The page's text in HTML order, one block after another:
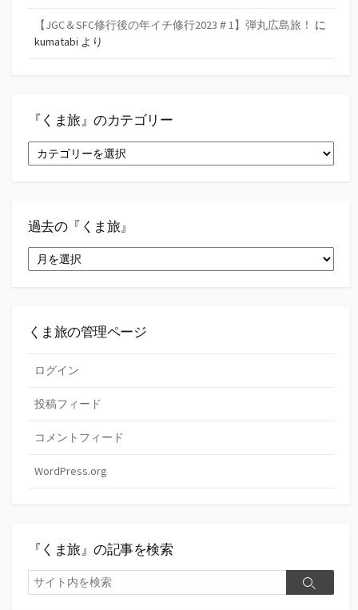
【JGC＆SFC修行後の年イチ修行2023＃1】弾丸広島旅！ に
kumatabi より
『くま旅』のカテゴリー
『く
ま
テ
ー
過去の『くま旅』
去
旅』
くま旅の管理ページ
ログイン
投稿フィード
コメントフィード
WordPress.org
『くま旅』の記事を検索
検
索
検